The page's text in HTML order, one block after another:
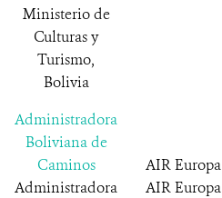
Ministerio de
Culturas y
Turismo,
Bolivia
Administradora
Boliviana de
Caminos
Administradora
AIR Europa
AIR Europa